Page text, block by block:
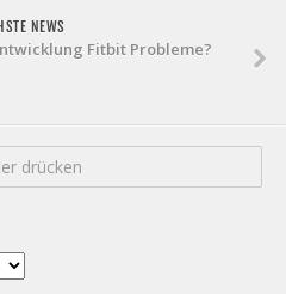
NEWS
Fitbit Probleme?